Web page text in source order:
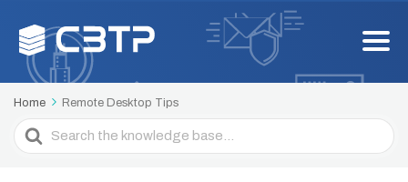
Home Remote Desktop Tips
Search
For